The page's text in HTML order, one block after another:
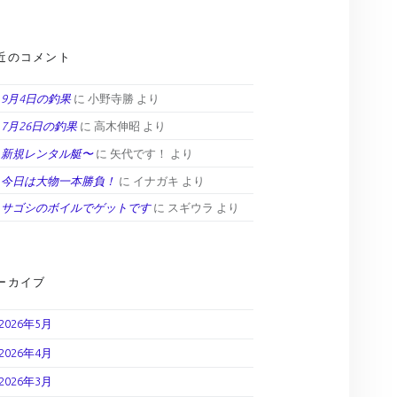
のコメント
9月4日の釣果に 小野寺勝 より
7月26日の釣果に 高木伸昭 より
新規レンタル艇〜に 矢代です！ より
今日は大物一本勝負！ に イナガキ より
サゴシのボイルでゲットですに スギウラ より
カイブ
年5月
年4月
年3月